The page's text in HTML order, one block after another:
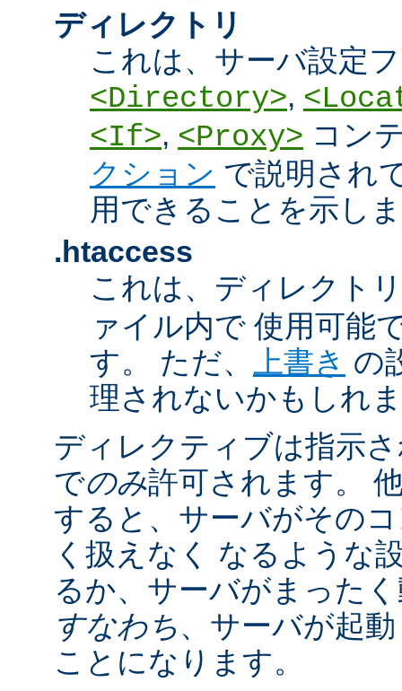
ディレクトリ
これは、サーバ設定
<Directory>,
<If>, <Proxy> コン
クション で説明され
用できることを示し
.htaccess
これは、ディレクトリ
ァイル内で 使用可能
す。 ただ、
上書き の
理されないかもしれ
ディレクティブは指示
でのみ許可されます。
すると、サーバがその
く扱えなく なるような
るか、サーバがまった
すなわち、サーバが起
ことになります。